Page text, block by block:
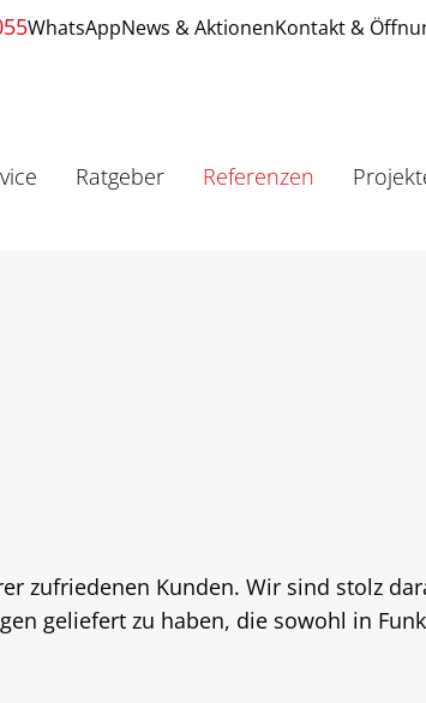
WhatsAppNews & AktionenKontakt &
Ratgeber Referenzen
zufriedenen Kunden. Wir sind stolz
geliefert zu haben, die sowohl in